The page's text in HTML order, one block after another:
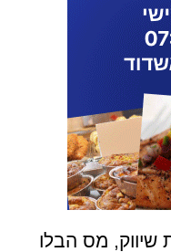
שיווק, מס הבלו